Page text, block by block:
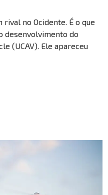
rival no Ocidente. É o que
desenvolvimento do
(UCAV). Ele apareceu